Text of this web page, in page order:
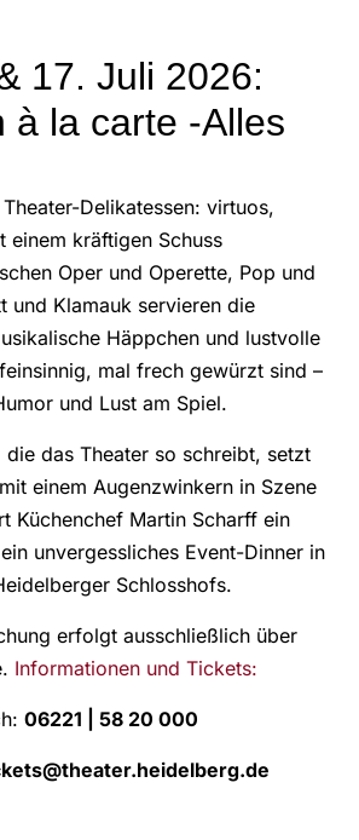
17. Juli 2026:
à la carte -Alles
Delikatessen: virtuos,
einem kräftigen Schuss
Oper und Operette, Pop und
und Klamauk servieren die
Häppchen und lustvolle
mal frech gewürzt sind –
und Lust am Spiel.
die das Theater so schreibt, setzt
einem Augenzwinkern in Szene
Küchenchef Martin Scharff ein
unvergessliches Event-Dinner in
Schlosshofs.
erfolgt ausschließlich über
Informationen und Tickets:
06221 | 58 20 000